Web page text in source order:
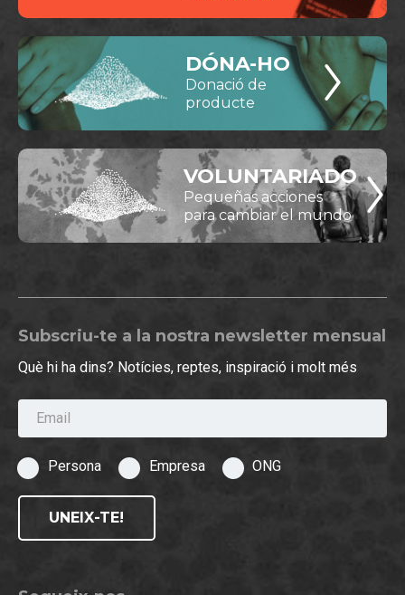
DÓNA-HO
Donació de
producte
VOLUNTARIADO
Pequeñas acciones
para cambiar el mundo
Subscriu-te a la nostra newsletter mensual
Què hi ha dins? Notícies, reptes, inspiració i molt més
Email
Persona Empresa ONG
UNEIX-TE!